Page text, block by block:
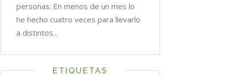
personas. En menos de un mes lo
he hecho cuatro veces para llevarlo
a distintos...
ETIQUETAS